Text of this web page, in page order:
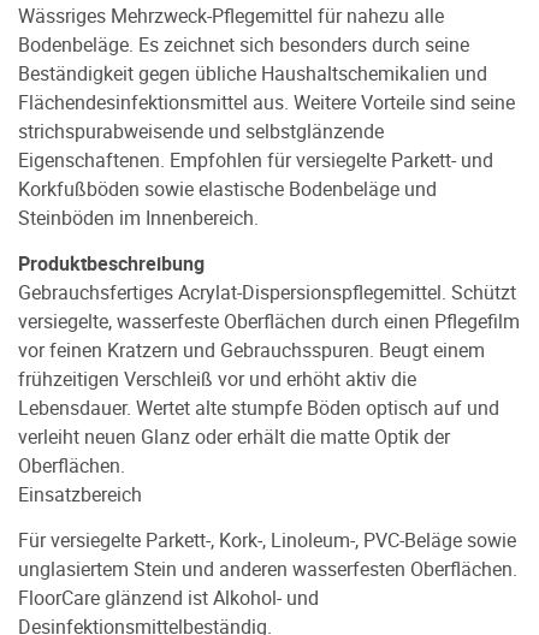
Wässriges Mehrzweck-Pflegemittel für nahezu alle
Bodenbeläge. Es zeichnet sich besonders durch seine
Beständigkeit gegen übliche Haushaltschemikalien und
Flächendesinfektionsmittel aus. Weitere Vorteile sind seine
strichspurabweisende und selbstglänzende
Eigenschaftenen. Empfohlen für versiegelte Parkett- und
Korkfußböden sowie elastische Bodenbeläge und
Steinböden im Innenbereich.
Produktbeschreibung
Gebrauchsfertiges Acrylat-Dispersionspflegemittel. Schützt
versiegelte, wasserfeste Oberflächen durch einen Pflegefilm
vor feinen Kratzern und Gebrauchsspuren. Beugt einem
frühzeitigen Verschleiß vor und erhöht aktiv die
Lebensdauer. Wertet alte stumpfe Böden optisch auf und
verleiht neuen Glanz oder erhält die matte Optik der
Oberflächen.
Einsatzbereich
Für versiegelte Parkett-, Kork-, Linoleum-, PVC-Beläge sowie
unglasiertem Stein und anderen wasserfesten Oberflächen.
FloorCare glänzend ist Alkohol- und
Desinfektionsmittelbeständig.